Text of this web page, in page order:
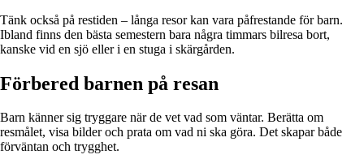
Tänk också på restiden – långa resor kan vara påfrestande för barn.
Ibland finns den bästa semestern bara några timmars bilresa bort,
kanske vid en sjö eller i en stuga i skärgården.
Förbered barnen på resan
Barn känner sig tryggare när de vet vad som väntar. Berätta om
resmålet, visa bilder och prata om vad ni ska göra. Det skapar både
förväntan och trygghet.